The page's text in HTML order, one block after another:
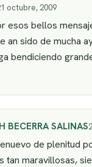
octubre, 2009
esos bellos
an sido de mucha
bendiciendo
BECERRA SALINAS
de plenitud
tan maravillosas,